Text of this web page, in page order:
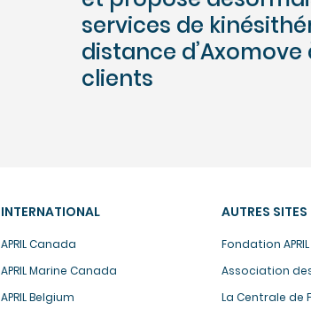
services de
distance d’Axomove
clients
INTERNATIONAL
APRIL Canada
APRIL Marine Canada
APRIL Belgium
AUTRES SITES
Fondation APRIL
Association des
La Centrale de